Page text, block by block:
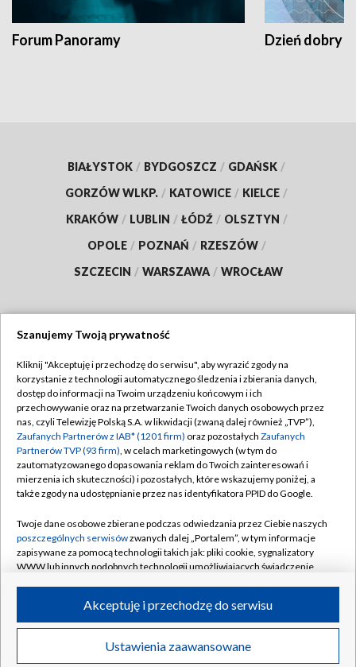
Forum Panoramy Dzień dobry
BIAŁYSTOK / BYDGOSZCZ / GDAŃSK /
GORZÓW WLKP. / KATOWICE / KIELCE /
KRAKÓW / LUBLIN / ŁÓDŹ / OLSZTYN /
OPOLE / POZNAŃ / RZESZÓW /
SZCZECIN / WARSZAWA / WROCŁAW
TVP
Abonament TVP
Emisja w TVP
Centrum informacji TVP
Naziemna Telewizja Cyfrowa
Rada Programowa
System NOS
Informacje o nadawcy
Program dla prasy
Ogłoszenie przetargowe
Regulamin TVP
Polityka prywatności
Moje zgody
Pomoc
Kontakt
Kanały
©2026 Telewizja Polska S.A. w likwidacji
Szanujemy Twoją prywatność
Kliknij "Akceptuję i przechodzę do serwisu", aby wyrazić zgody na
korzystanie z technologii automatycznego śledzenia i zbierania danych,
dostęp do informacji na Twoim urządzeniu końcowym i ich
przechowywanie oraz na przetwarzanie Twoich danych osobowych przez
nas, czyli Telewizję Polską S.A. w likwidacji (zwaną dalej również „TVP”),
Zaufanych Partnerów z IAB* (1201 firm) oraz pozostałych Zaufanych
Partnerów TVP (93 firm), w celach marketingowych (w tym do
zautomatyzowanego dopasowania reklam do Twoich zainteresowań i
mierzenia ich skuteczności) i pozostałych, które wskazujemy poniżej, a
także zgody na udostępnianie przez nas identyfikatora PPID do Google.
Twoje dane osobowe zbierane podczas odwiedzania przez Ciebie naszych
poszczególnych serwisówzwanych dalej „Portalem”, w tym informacje
zapisywane za pomocą technologii takich jak: pliki cookie, sygnalizatory
WWW lub innych podobnych technologii umożliwiających świadczenie
ruchu w Internecie.
Twoje dane osobowe zbierane podczas odwiedzania przez Ciebie
poszczególnych serwisówna Portalu, takie jak adresy IP, identyfikatory
Ustawienia zaawansowane
Akceptuję i przechodzę do serwisu